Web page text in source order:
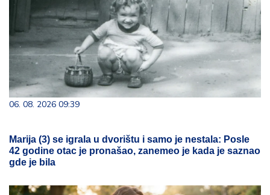
06. 08. 2026 09:39
Marija (3) se igrala u dvorištu i samo je nestala: Posle
42 godine otac je pronašao, zanemeo je kada je saznao
gde je bila